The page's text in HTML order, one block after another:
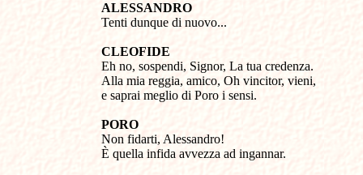
ALESSANDRO
Tenti dunque di nuovo...
CLEOFIDE
Eh no, sospendi, Signor, La tua credenza.
Alla mia reggia, amico, Oh vincitor, vieni,
e saprai meglio di Poro i sensi.
PORO
Non fidarti, Alessandro!
È quella infida avvezza ad ingannar.